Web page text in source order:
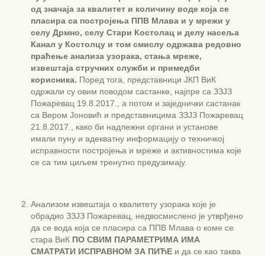
од значаја за квалитет и количину воде која се
пласира са постројења ППВ Млава и у мрежи у
селу Дрмно, селу Стари Костолац и делу насеља
Канал у Костолцу и том смислу одржава редовно
праћење анализа узорака, стања мреже,
извештаја стручних служби и примедби
корисника. Поред тога, представници ЈКП ВиК
одржали су овим поводом састанке, најпре са ЗЗЈЗ
Пожаревац 19.8.2017., а потом и заједнички састанак
са Вером Јоновић и представницима ЗЗЈЗ Пожаревац
21.8.2017., како би надлежни органи и установе
имали пуну и адекватну информацију о техничкој
исправности постројења и мреже и активностима које
се са тим циљем тренутно предузимају.
Анализом извештаја о квалитету узорака које је
обрадио ЗЗЈЗ Пожаревац, недвосмислено је утврђено
да се вода која се пласира са ППВ Млава о коме се
стара ВиК ПО СВИМ ПАРАМЕТРИМА ИМА
СМАТРАТИ ИСПРАВНОМ ЗА ПИЋЕ и да се као таква